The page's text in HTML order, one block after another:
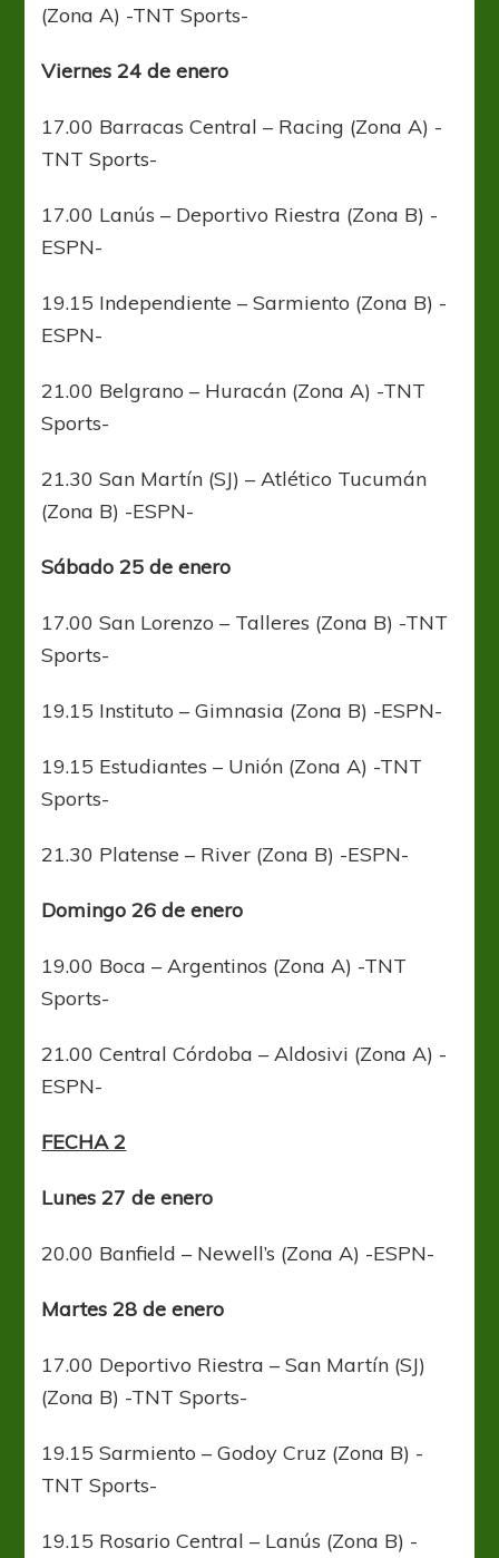
(Zona A) -TNT Sports-
Viernes 24 de enero
17.00 Barracas Central – Racing (Zona A) -
TNT Sports-
17.00 Lanús – Deportivo Riestra (Zona B) -
ESPN-
19.15 Independiente – Sarmiento (Zona B) -
ESPN-
21.00 Belgrano – Huracán (Zona A) -TNT
Sports-
21.30 San Martín (SJ) – Atlético Tucumán
(Zona B) -ESPN-
Sábado 25 de enero
17.00 San Lorenzo – Talleres (Zona B) -TNT
Sports-
19.15 Instituto – Gimnasia (Zona B) -ESPN-
19.15 Estudiantes – Unión (Zona A) -TNT
Sports-
21.30 Platense – River (Zona B) -ESPN-
Domingo 26 de enero
19.00 Boca – Argentinos (Zona A) -TNT
Sports-
21.00 Central Córdoba – Aldosivi (Zona A) -
ESPN-
FECHA 2
Lunes 27 de enero
20.00 Banfield – Newell’s (Zona A) -ESPN-
Martes 28 de enero
17.00 Deportivo Riestra – San Martín (SJ)
(Zona B) -TNT Sports-
19.15 Sarmiento – Godoy Cruz (Zona B) -
TNT Sports-
19.15 Rosario Central – Lanús (Zona B) -